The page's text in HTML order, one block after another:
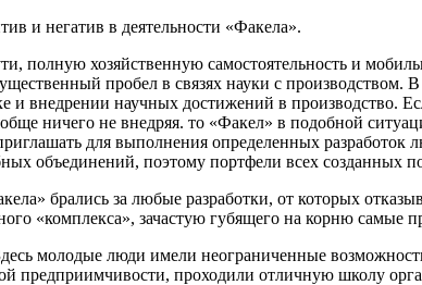
и негатив в деятельности «Факела».
полную хозяйственную самостоятельность и
пробел в связях науки с производством.
и внедрении научных достижений в производство.
ничего не внедряя. то «Факел» в подобной
для выполнения определенных
объединений, поэтому портфели всех созданных
брались за любые разработки, от которых
«комплекса», зачастую губящего на корню самые
молодые люди имели неограниченные
предприимчивости, проходили отличную школу